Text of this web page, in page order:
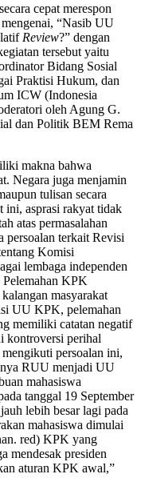
cepat merespon
“Nasib UU
Review?” dengan
tersebut yaitu
Bidang Sosial
Praktisi Hukum, dan
ICW (Indonesia
oleh Agung G.
dan Politik BEM Rema
makna bahwa
Negara juga menjamin
tulisan secara
ini, asprasi rakyat tidak
atas permasalahan
persoalan terkait Revisi
Komisi
lembaga independen
Pelemahan KPK
masyarakat
UU KPK, pelemahan
memiliki catatan negatif
kontroversi perihal
persoalan ini,
RUU menjadi UU
mahasiswa
tanggal 19 September
lebih besar lagi pada
mahasiswa dimulai
red) KPK yang
mendesak presiden
aturan KPK awal,”